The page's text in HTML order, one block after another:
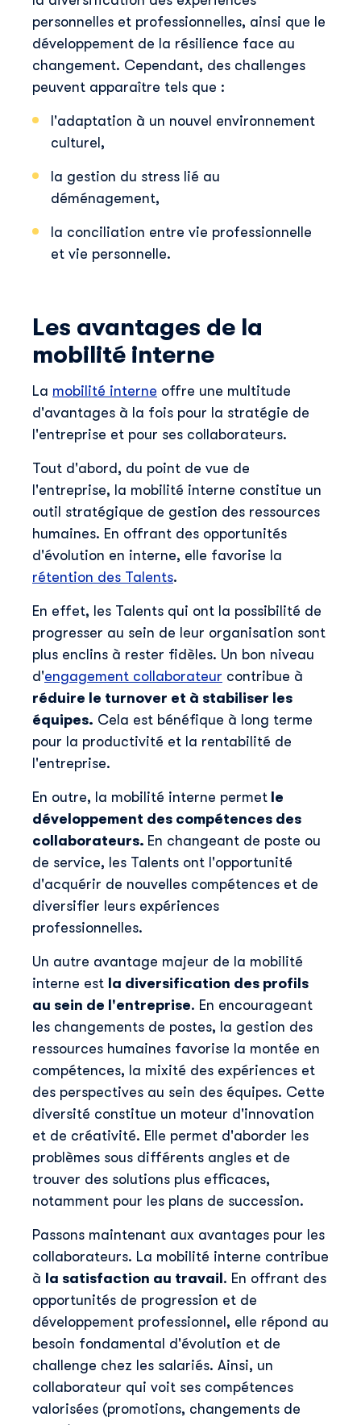
personnelles et professionnelles, ainsi que le
développement de la résilience face au
changement. Cependant, des challenges
peuvent apparaître tels que :
l'adaptation à un nouvel environnement
culturel,
la gestion du stress lié au
déménagement,
la conciliation entre vie professionnelle
et vie personnelle.
Les avantages de la
mobilité interne
La mobilité interne offre une multitude
d'avantages à la fois pour la stratégie de
l'entreprise et pour ses collaborateurs.
Tout d'abord, du point de vue de
l'entreprise, la mobilité interne constitue un
outil stratégique de gestion des ressources
humaines. En offrant des opportunités
d'évolution en interne, elle favorise la
rétention des Talents.
En effet, les Talents qui ont la possibilité de
progresser au sein de leur organisation sont
plus enclins à rester fidèles. Un bon niveau
d'engagement collaborateur contribue à
réduire le turnover et à stabiliser les
équipes. Cela est bénéfique à long terme
pour la productivité et la rentabilité de
l'entreprise.
En outre, la mobilité interne permet le
développement des compétences des
collaborateurs. En changeant de poste ou
de service, les Talents ont l'opportunité
d'acquérir de nouvelles compétences et de
diversifier leurs expériences
professionnelles.
Un autre avantage majeur de la mobilité
interne est la diversification des profils
au sein de l'entreprise. En encourageant
les changements de postes, la gestion des
ressources humaines favorise la montée en
compétences, la mixité des expériences et
des perspectives au sein des équipes. Cette
diversité constitue un moteur d'innovation
et de créativité. Elle permet d'aborder les
problèmes sous différents angles et de
trouver des solutions plus efficaces,
notamment pour les plans de succession.
Passons maintenant aux avantages pour les
collaborateurs. La mobilité interne contribue
à la satisfaction au travail . En offrant des
opportunités de progression et de
développement professionnel, elle répond au
besoin fondamental d'évolution et de
challenge chez les salariés. Ainsi, un
collaborateur qui voit ses compétences
valorisées (promotions, changements de